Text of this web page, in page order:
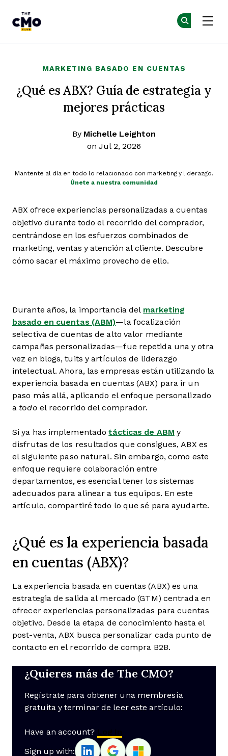
MARKETING BASADO EN CUENTAS
¿Qué es ABX? Guía de estrategia y
mejores prácticas
By Michelle Leighton
on Jul 2, 2026
Mantente al día en todo lo relacionado con marketing y liderazgo.
Únete a nuestra comunidad
ABX ofrece experiencias personalizadas a cuentas
objetivo durante todo el recorrido del comprador,
centrándose en los esfuerzos combinados de
marketing, ventas y atención al cliente. Descubre
cómo sacar el máximo provecho de ello.
Durante años, la importancia del marketing
basado en cuentas (ABM)—la focalización
selectiva de cuentas de alto valor mediante
campañas personalizadas—fue repetida una y otra
vez en blogs, tuits y artículos de liderazgo
intelectual. Ahora, las empresas están utilizando la
experiencia basada en cuentas (ABX) para ir un
paso más allá, aplicando el enfoque personalizado
a todo el recorrido del comprador.
Si ya has implementadotácticas de ABM y
disfrutas de los resultados que consigues, ABX es
el siguiente paso natural. Sin embargo, como este
enfoque requiere colaboración entre
departamentos, es esencial tener los sistemas
adecuados para alinear a tus equipos. En este
artículo, compartiré todo lo que sé para ayudarte.
¿Qué es la experiencia basada
en cuentas (ABX)?
La experiencia basada en cuentas (ABX) es una
estrategia de salida al mercado (GTM) centrada en
ofrecer experiencias personalizadas para cuentas
objetivo. Desde la etapa de conocimiento hasta el
post-venta, ABX busca personalizar cada punto de
contacto en el recorrido de compra B2B.
¿Quieres más de The CMO?
Regístrate para obtener una membresía
gratuita y terminar de leer este artículo:
Have an account? Log In
Sign up with: